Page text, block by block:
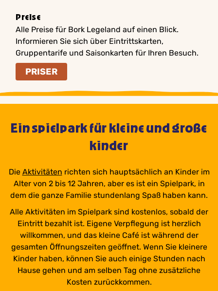
Preise
Alle Preise für Bork Legeland auf einen Blick.
Informieren Sie sich über Eintrittskarten,
Gruppentarife und Saisonkarten für Ihren Besuch.
PRISER
Ein spielpark für kleine und große
kinder
Die Aktivitäten richten sich hauptsächlich an Kinder im
Alter von 2 bis 12 Jahren, aber es ist ein Spielpark, in
dem die ganze Familie stundenlang Spaß haben kann.
Alle Aktivitäten im Spielpark sind kostenlos, sobald der
Eintritt bezahlt ist. Eigene Verpflegung ist herzlich
willkommen, und das kleine Café ist während der
gesamten Öffnungszeiten geöffnet. Wenn Sie kleinere
Kinder haben, können Sie auch einige Stunden nach
Hause gehen und am selben Tag ohne zusätzliche
Kosten zurückkommen.